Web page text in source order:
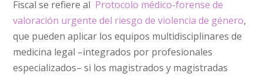
Fiscal se refiere al Protocolo médico-forense de
valoración urgente del riesgo de violencia de género,
que pueden aplicar los equipos multidisciplinares de
medicina legal –integrados por profesionales
especializados– si los magistrados y magistradas